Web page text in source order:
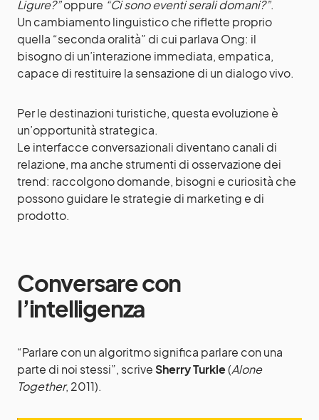
Ligure?”oppure “Ci sono eventi serali domani?”.
Un cambiamento linguistico che riflette proprio
quella “seconda oralità” di cui parlava Ong: il
bisogno di un’interazione immediata, empatica,
capace di restituire la sensazione di un dialogo vivo.
Per le destinazioni turistiche, questa evoluzione è
un’opportunità strategica.
Le interfacce conversazionali diventano canali di
relazione, ma anche strumenti di osservazione dei
trend: raccolgono domande, bisogni e curiosità che
possono guidare le strategie di marketing e di
prodotto.
Conversare con
l’intelligenza
“Parlare con un algoritmo significa parlare con una
parte di noi stessi”, scriveSherry Turkle(Alone
Together, 2011).